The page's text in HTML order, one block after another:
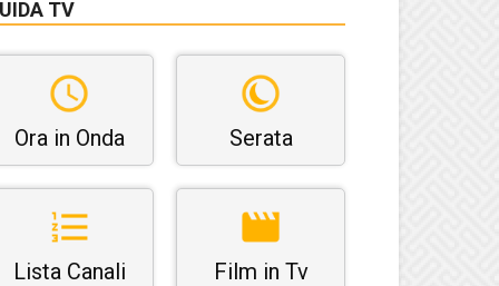
TV
Ora in Onda Serata
Lista Canali Film in Tv